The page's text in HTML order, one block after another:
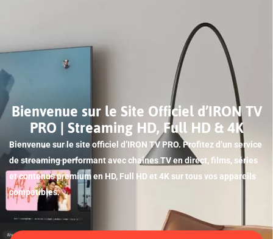
Bienvenue sur le Site Officiel d’IRON TV
PRO | Streaming HD, Full HD & 4K
Bienvenue sur le site officiel d’IRON TV PRO. Profitez d’un service
de streaming performant avec chaînes TV en direct, films, séries
et contenus premium en HD, Full HD et 4K sur tous vos appareils
compatibles.